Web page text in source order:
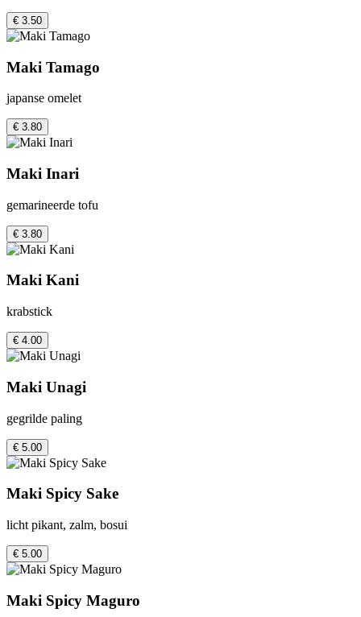
€ 3.50
Maki Tamago
japanse omelet
€ 3.80
Maki Inari
gemarineerde tofu
€ 3.80
Maki Kani
krabstick
€ 4.00
Maki Unagi
gegrilde paling
€ 5.00
Maki Spicy Sake
licht pikant, zalm, bosui
€ 5.00
Maki Spicy Maguro